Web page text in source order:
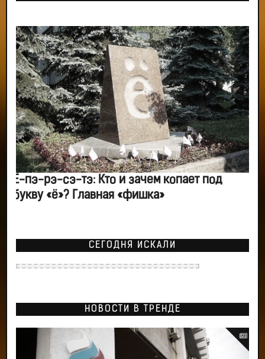
Ё-пэ-рэ-сэ-тэ: Кто и зачем копает под
букву «ё»? Главная «фишка»
СЕГОДНЯ ИСКАЛИ
НОВОСТИ В ТРЕНДЕ